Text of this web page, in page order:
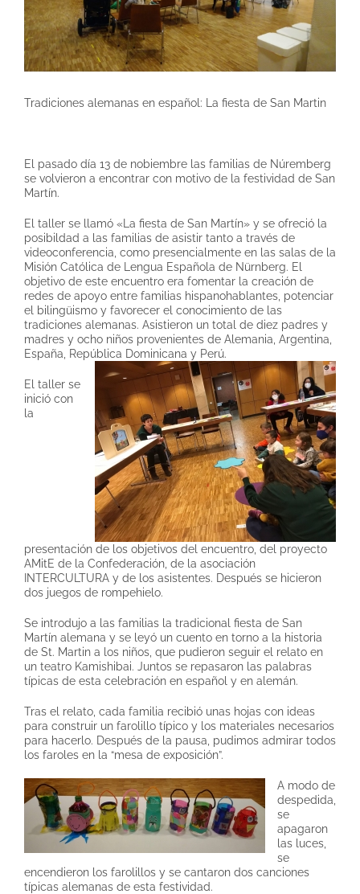
Tradiciones alemanas en español: La fiesta de San Martin
El pasado día 13 de nobiembre las familias de Núremberg
se volvieron a encontrar con motivo de la festividad de San
Martín.
El taller se llamó «La fiesta de San Martín» y se ofreció la
posibildad a las familias de asistir tanto a través de
videoconferencia, como presencialmente en las salas de la
Misión Católica de Lengua Española de Nürnberg. El
objetivo de este encuentro era fomentar la creación de
redes de apoyo entre familias hispanohablantes, potenciar
el bilingüismo y favorecer el conocimiento de las
tradiciones alemanas. Asistieron un total de diez padres y
madres y ocho niños provenientes de Alemania, Argentina,
España, República Dominicana y Perú.
El taller se
inició con
la
presentación de los objetivos del encuentro, del proyecto
AMitE de la Confederación, de la asociación
INTERCULTURA y de los asistentes. Después se hicieron
dos juegos de rompehielo.
Se introdujo a las familias la tradicional fiesta de San
Martín alemana y se leyó un cuento en torno a la historia
de St. Martin a los niños, que pudieron seguir el relato en
un teatro Kamishibai. Juntos se repasaron las palabras
típicas de esta celebración en español y en alemán.
Tras el relato, cada familia recibió unas hojas con ideas
para construir un farolillo típico y los materiales necesarios
para hacerlo. Después de la pausa, pudimos admirar todos
los faroles en la “mesa de exposición”.
A modo de
despedida,
se
apagaron
las luces,
se
encendieron los farolillos y se cantaron dos canciones
típicas alemanas de esta festividad.